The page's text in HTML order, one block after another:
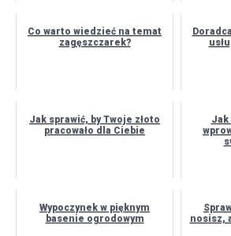
Co warto wiedzieć na temat
zagęszczarek?
Jak sprawić, by Twoje złoto
pracowało dla Ciebie
Jak
Wypoczynek w pięknym
basenie ogrodowym
nosisz,